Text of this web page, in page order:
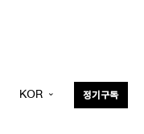
KOR 정기구독